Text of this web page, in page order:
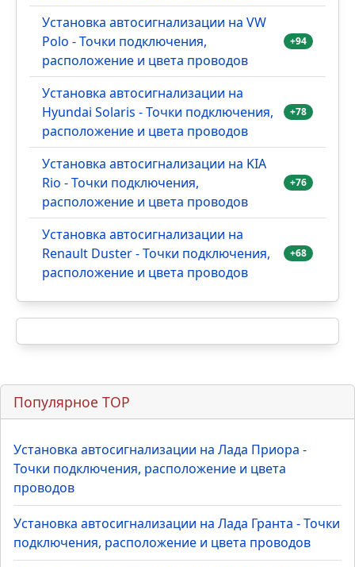
Установка автосигнализации на VW
Polo - Точки подключения,
расположение и цвета проводов
+94
Установка автосигнализации на
Hyundai Solaris - Точки подключения,
расположение и цвета проводов
+78
Установка автосигнализации на KIA
Rio - Точки подключения,
расположение и цвета проводов
+76
Установка автосигнализации на
Renault Duster - Точки подключения,
расположение и цвета проводов
+68
Популярное TOP
Установка автосигнализации на Лада Приора -
Точки подключения, расположение и цвета
проводов
Установка автосигнализации на Лада Гранта - Точки
подключения, расположение и цвета проводов